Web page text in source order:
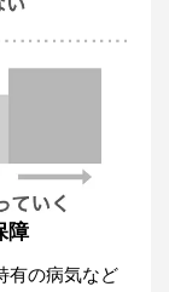
障
有の病気など